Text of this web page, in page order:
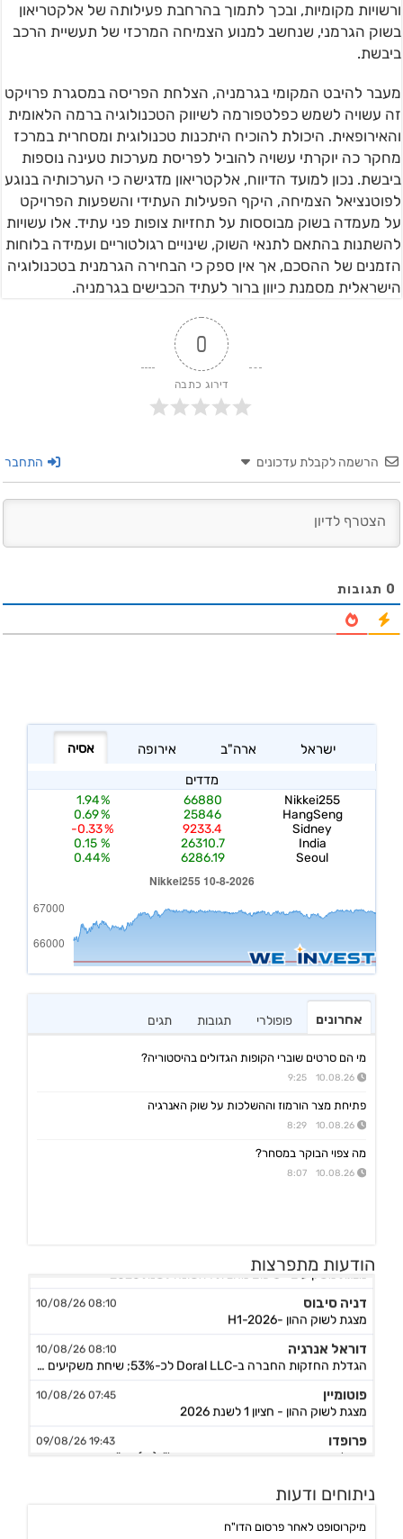
ורשויות מקומיות, ובכך לתמוך בהרחבת פעילותה של אלקטריאון
בשוק הגרמני, שנחשב למנוע הצמיחה המרכזי של תעשיית הרכב
ביבשת.
מעבר להיבט המקומי בגרמניה, הצלחת הפריסה במסגרת פרויקט
זה עשויה לשמש כפלטפורמה לשיווק הטכנולוגיה ברמה הלאומית
והאירופאית. היכולת להוכיח היתכנות טכנולוגית ומסחרית במרכז
מחקר כה יוקרתי עשויה להוביל לפריסת מערכות טעינה נוספות
ביבשת. נכון למועד הדיווח, אלקטריאון מדגישה כי הערכותיה בנוגע
לפוטנציאל הצמיחה, היקף הפעילות העתידי והשפעות הפרויקט
על מעמדה בשוק מבוססות על תחזיות צופות פני עתיד. אלו עשויות
להשתנות בהתאם לתנאי השוק, שינויים רגולטוריים ועמידה בלוחות
הזמנים של ההסכם, אך אין ספק כי הבחירה הגרמנית בטכנולוגיה
הישראלית מסמנת כיוון ברור לעתיד הכבישים בגרמניה.
0
דירוג כתבה
הרשמה לקבלת עדכונים התחבר
0 תגובות
אחרונים פופולרי תגובות תגים
מי הם סרטים שוברי הקופות הגדולים בהיסטוריה?
10.08.26 9:25
פתיחת מצר הורמוז וההשלכות על שוק האנרגיה
10.08.26 8:29
מה צפוי הבוקר במסחר?
10.08.26 8:07
הודעות מתפרצות
מצגת משקיעים –סיכום מחצית ראשונה לשנת 2026
מצגת לשוק ההון -H1-2026
דוראל אנרגיה
הגדלת החזקות החברה ב-Doral LLC לכ-53%; שיחת משקיעים ביום 10.8.26 בשעה 10:30
מצגת לשוק ההון - חציון 1 לשנת 2026
הושלמה עסקת השקעה בחברת עוז נדל"ן (י.נ) בע"מ, המשך
אביב קבוצה
ניתוחים ודעות
מיקרוסופט לאחר פרסום הדו"ח